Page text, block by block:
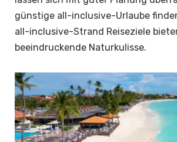
günstige all-inclusive-Urlaube
all-inclusive-Strand Reiseziele
beeindruckende Naturkulisse.